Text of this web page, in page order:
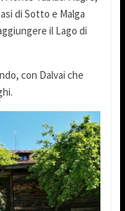
di Sotto e Malga
il Lago di
con Dalvai che